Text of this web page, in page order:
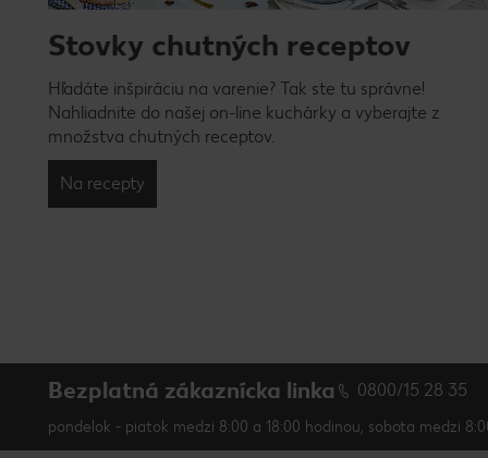
Stovky chutných receptov
Hľadáte inšpiráciu na varenie? Tak ste tu správne!
Nahliadnite do našej on-line kuchárky a vyberajte z
množstva chutných receptov.
Na recepty
Bezplatná zákaznícka linka 0800/15 28 35
pondelok - piatok medzi 8:00 a 18:00 hodinou, sobota medzi